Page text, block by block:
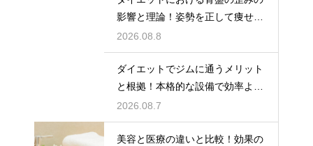
影響と理論！姿勢を正して痩せ体
質へ
2026.08.8
ダイエットでジムに通うメリット
と根拠！本格的な設備で効率よく
鍛える
2026.08.7
美容と医療の違いと比較！効果の